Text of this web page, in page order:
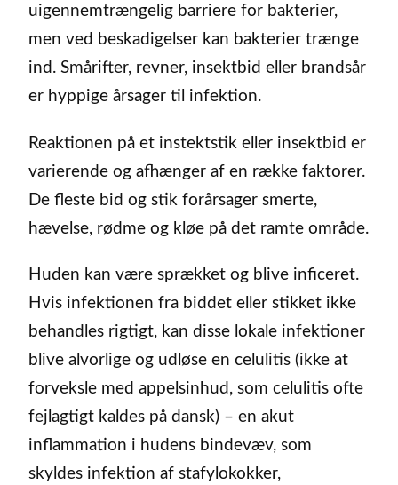
uigennemtrængelig barriere for bakterier,
men ved beskadigelser kan bakterier trænge
ind. Smårifter, revner, insektbid eller brandsår
er hyppige årsager til infektion.
Reaktionen på et instektstik eller insektbid er
varierende og afhænger af en række faktorer.
De fleste bid og stik forårsager smerte,
hævelse, rødme og kløe på det ramte område.
Huden kan være sprækket og blive inficeret.
Hvis infektionen fra biddet eller stikket ikke
behandles rigtigt, kan disse lokale infektioner
blive alvorlige og udløse en celulitis (ikke at
forveksle med appelsinhud, som celulitis ofte
fejlagtigt kaldes på dansk) – en akut
inflammation i hudens bindevæv, som
skyldes infektion af stafylokokker,